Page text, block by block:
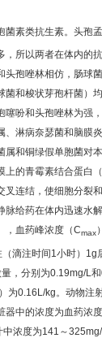
菌素类抗生素。头孢
，所以两者在体内的
头孢唑林相仿，肠球
菌和梭状芽孢杆菌）
噻吩和头孢唑林为强
、淋病奈瑟菌和脑膜
和铜绿假单胞菌对本
上的青霉素结合蛋白（
连结，使细胞分裂
脉给药在体内迅速水
，血药峰浓度（Cmax
滴注时间1 小时） 1g
，分别为0.19mg/L 和
）为0.16L/kg 。动物注
器中的浓度为血药浓
中浓度为141 ～325mg/